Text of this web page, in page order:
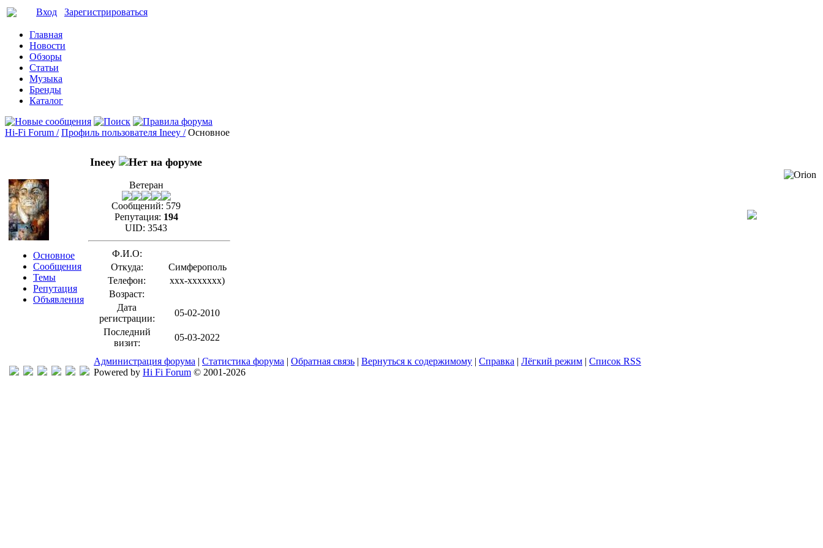
Вход Зарегистрироваться
Главная
Новости
Обзоры
Статьи
Музыка
Бренды
Каталог
Hi-Fi Forum / Профиль пользователя Ineey / Основное
Основное
Сообщения
Темы
Репутация
Объявления
Ineey
Ветеран
Сообщений: 579
Репутация: 194
UID: 3543
Ф.И.О:
Откуда:
Симферополь
Телефон:
xxx-xxxxxxx)
Возраст:
Дата
регистрации:
05-02-2010
Последний
визит:
05-03-2022
Администрация форума | Статистика форума | Обратная связь | Вернуться к содержимому | Справка | Лёгкий режим | Список RSS
Powered by Hi Fi Forum © 2001-2026